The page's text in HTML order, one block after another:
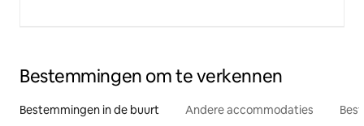
Bestemmingen om te verkennen
Bestemmingen in de buurt Andere accommodaties